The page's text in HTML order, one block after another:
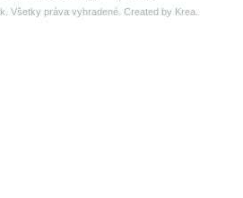
Všetky práva vyhradené. Created by Krea.